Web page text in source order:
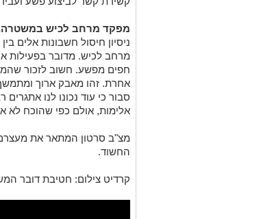
מפקד מרחב לכיש במשטרה,
ניסיון חיסול חשבונות אלים
מרחב לכיש. מדובר בפעילות
חפים מפשע. חשוב לזכור
אחרת. זהו מאבק ארוך
סבור כי עוד נכונו לנו
אלימות, אולם כפי שהוכח לא
מצ"ב סרטון המתאר את
החשוד.
קרדיט צילום: חטיבת דובר